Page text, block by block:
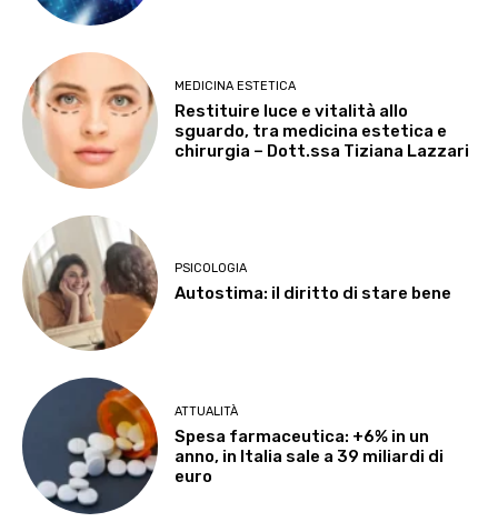
MEDICINA ESTETICA
Restituire luce e vitalità allo
sguardo, tra medicina estetica e
chirurgia – Dott.ssa Tiziana Lazzari
PSICOLOGIA
Autostima: il diritto di stare bene
ATTUALITÀ
Spesa farmaceutica: +6% in un
anno, in Italia sale a 39 miliardi di
euro